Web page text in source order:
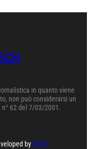
in quanto viene
non può considerarsi un
62 del 7/03/2001.
byOTTS